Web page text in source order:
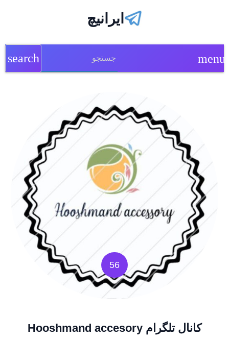
ایرانیچ
menu
search
56
کانال تلگرام Hooshmand accesory